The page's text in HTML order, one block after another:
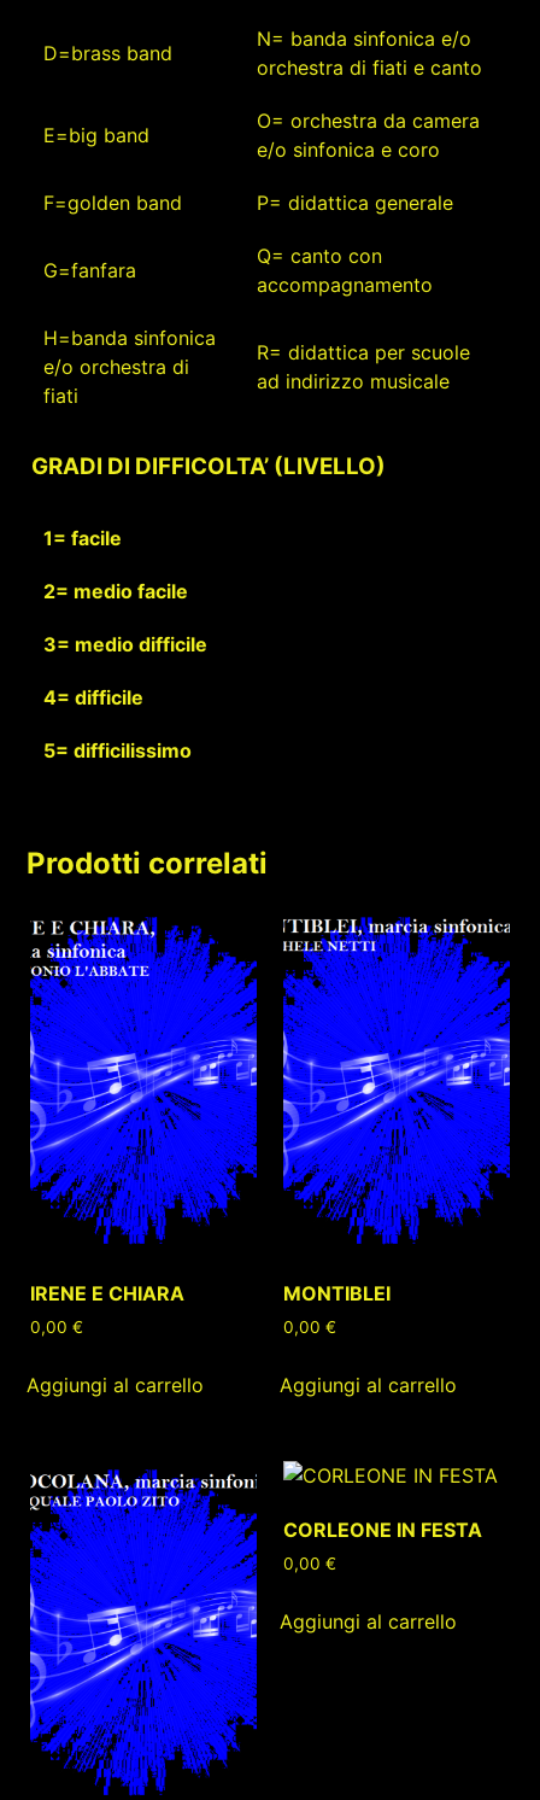
D=brass band
N= banda sinfonica e/o
orchestra di fiati e canto
E=big band
O= orchestra da camera
e/o sinfonica e coro
F=golden band P= didattica generale
G=fanfara
Q= canto con
accompagnamento
H=banda sinfonica
e/o orchestra di
fiati
R= didattica per scuole
ad indirizzo musicale
GRADI DI DIFFICOLTA’ (LIVELLO)
1= facile
2= medio facile
3= medio difficile
4= difficile
5= difficilissimo
Prodotti correlati
IRENE E CHIARA
0,00€
Aggiungi al carrello
MONTIBLEI
0,00€
Aggiungi al carrello
CORLEONE IN FESTA
0,00€
Aggiungi al carrello